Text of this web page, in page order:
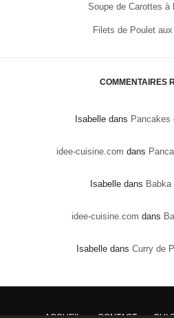
Soupe de Carottes à
Filets de Poulet
COMMENTAIRES
Isabelledans Pancakes
idee-cuisine.com dans
Isabelledans
idee-cuisine.com dans
Isabelledans Curry de